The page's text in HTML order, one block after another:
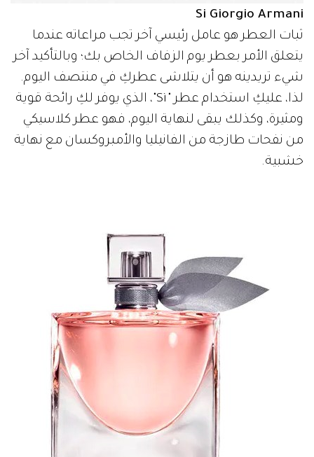
Si Giorgio Armani
ثبات العطر هو عامل رئيسي آخر تجب مراعاته عندما
يتعلق الأمر بعطر يوم الزفاف الخاص بك؛ وبالتأكيد آخر
شيء تريدينه هو أن يتلاشى عطركِ في منتصف اليوم.
لذا، عليكِ استخدام عطر "Sì"، الذي يوفر لكِ رائحة قوية
ومثيرة، وكذلك يبقى لنهاية اليوم، فهو عطر كلاسيكي
من نفحات طازجة من الفانيليا والأمبروكسان مع نهاية
خشبية.